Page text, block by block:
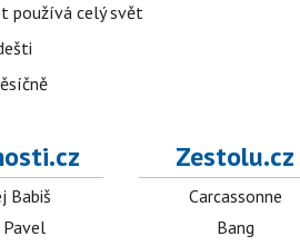
používá celý svět
Babiš
Zestolu.cz
Carcassonne
Bang